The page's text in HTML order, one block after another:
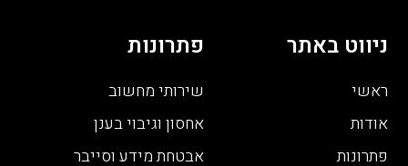
ניווט באתר
ראשי
אודות
פתרונות
פתרונות
שירותי מחשוב
אחסון וגיבוי בענן
אבטחת מידע וסייבר